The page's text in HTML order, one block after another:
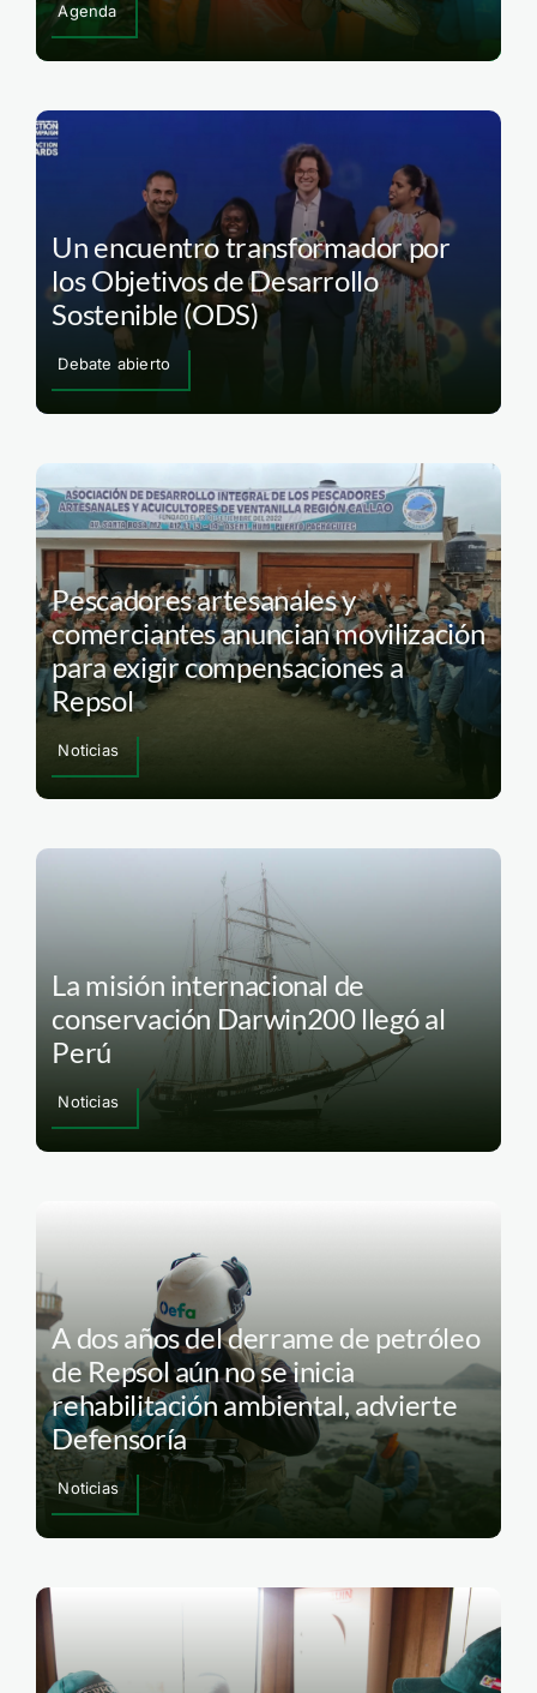
Agenda
Un encuentro transformador por
los Objetivos de Desarrollo
Sostenible (ODS)
Debate abierto
Pescadores artesanales y
comerciantes anuncian movilización
para exigir compensaciones a
Repsol
Noticias
La misión internacional de
conservación Darwin200 llegó al
Perú
Noticias
A dos años del derrame de petróleo
de Repsol aún no se inicia
rehabilitación ambiental, advierte
Defensoría
Noticias